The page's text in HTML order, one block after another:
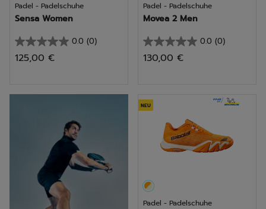
Padel - Padelschuhe
Sensa Women
0.0 (0)
0.0
von
Sternen.
125,00 €
Padel - Padelschuhe
Movea 2 Men
0.0 (0)
0.0
von
130,00 €
NEU
Padel - Padelschuhe